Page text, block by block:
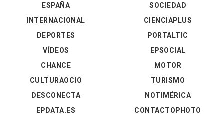
ESPAÑA
INTERNACIONAL
DEPORTES
VÍDEOS
SOCIEDAD
CIENCIAPLUS
PORTALTIC
EPSOCIAL
CHANCE
CULTURAOCIO
DESCONECTA
EPDATA.ES
MOTOR
TURISMO
NOTIMÉRICA
CONTACTOPHOTO